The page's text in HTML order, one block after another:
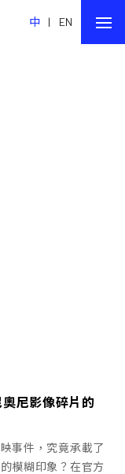
中 | EN
奧尼影像碎片的
事件，究竟承載了
模糊印象？在官方